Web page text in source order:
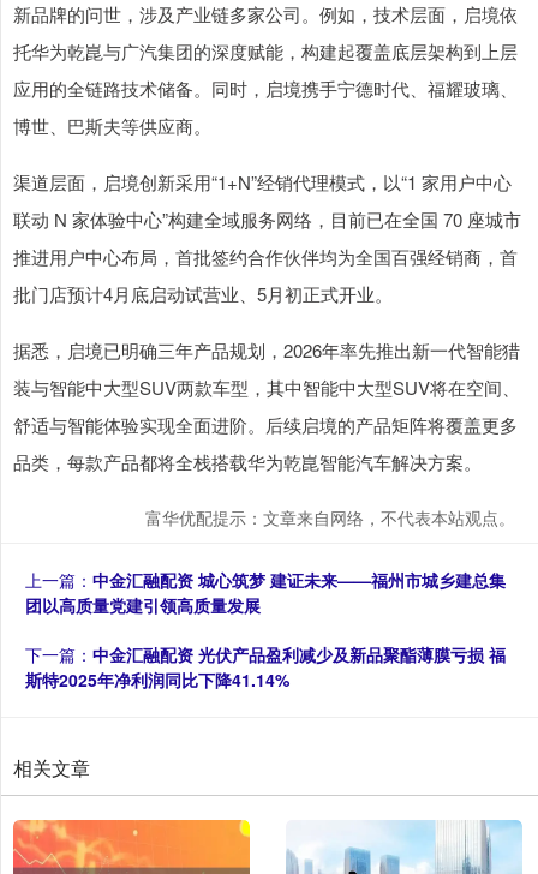
新品牌的问世，涉及产业链多家公司。例如，技术层面，启境依
托华为乾崑与广汽集团的深度赋能，构建起覆盖底层架构到上层
应用的全链路技术储备。同时，启境携手宁德时代、福耀玻璃、
博世、巴斯夫等供应商。
渠道层面，启境创新采用“1+N”经销代理模式，以“1 家用户中心
联动 N 家体验中心”构建全域服务网络，目前已在全国 70 座城市
推进用户中心布局，首批签约合作伙伴均为全国百强经销商，首
批门店预计4月底启动试营业、5月初正式开业。
据悉，启境已明确三年产品规划，2026年率先推出新一代智能猎
装与智能中大型SUV两款车型，其中智能中大型SUV将在空间、
舒适与智能体验实现全面进阶。后续启境的产品矩阵将覆盖更多
品类，每款产品都将全栈搭载华为乾崑智能汽车解决方案。
富华优配提示：文章来自网络，不代表本站观点。
上一篇： 中金汇融配资 城心筑梦 建证未来——福州市城乡建总集
团以高质量党建引领高质量发展
下一篇： 中金汇融配资 光伏产品盈利减少及新品聚酯薄膜亏损 福
斯特2025年净利润同比下降41.14%
相关文章